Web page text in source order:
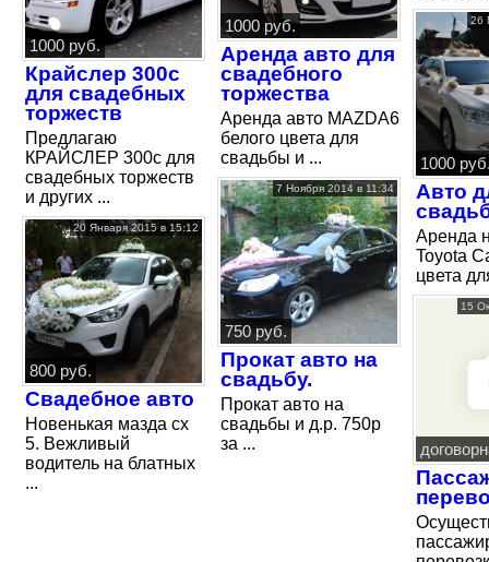
1000 руб.
Крайслер 300с
для свадебных
торжеств
Предлагаю
КРАЙСЛЕР 300с для
свадебных торжеств
и других ...
20 Января 2015 в 15:12
800 руб.
Свадебное авто
Новенькая мазда сх
5. Вежливый
водитель на блатных
...
1000 руб.
Аренда авто для
свадебного
торжества
Аренда авто MAZDA6
белого цвета для
свадьбы и ...
7 Ноября 2014 в 11:34
750 руб.
Прокат авто на
свадьбу.
Прокат авто на
свадьбы и д.р. 750р
за ...
26
1000
Авто
Аренда
Toyota
цвета
15